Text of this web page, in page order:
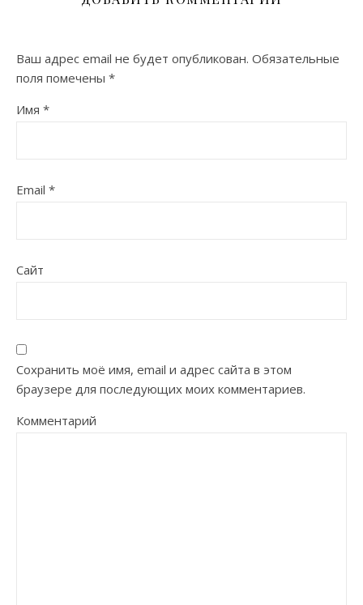
Ваш адрес email не будет опубликован. Обязательные
поля помечены *
Имя *
Email *
Сайт
Сохранить моё имя, email и адрес сайта в этом
браузере для последующих моих комментариев.
Комментарий